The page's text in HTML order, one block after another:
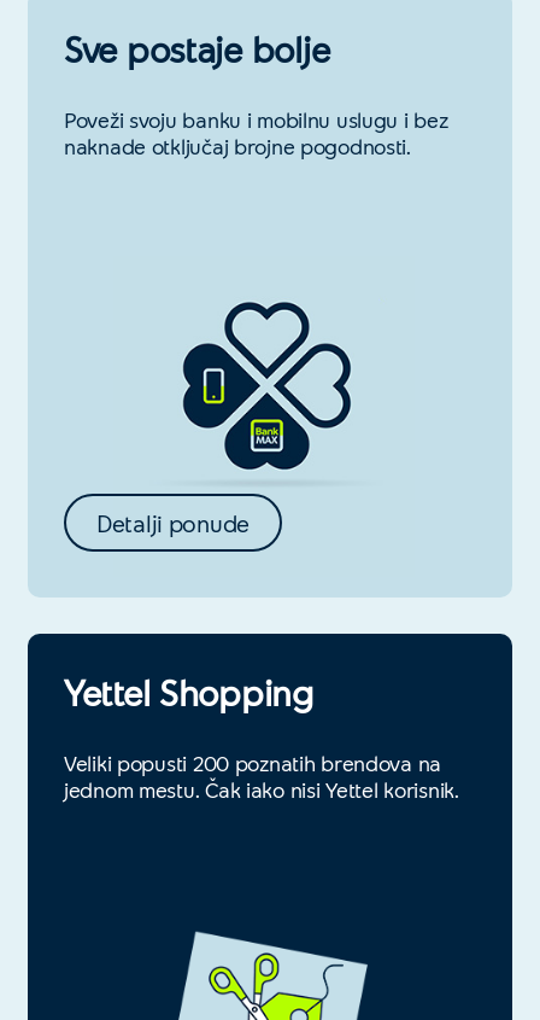
Sve postaje bolje
Poveži svoju banku i mobilnu uslugu i bez
naknade otključaj brojne pogodnosti.
Detalji ponude
Yettel Shopping
Veliki popusti 200 poznatih brendova na
jednom mestu. Čak iako nisi Yettel korisnik.